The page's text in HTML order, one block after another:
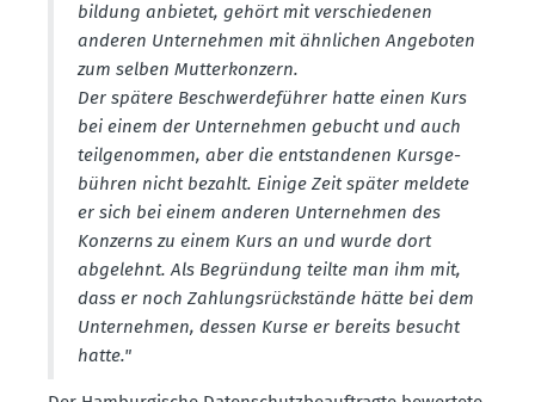
bildung anbietet, gehört mit verschie­denen
anderen Unter­nehmen mit ähnlichen Angeboten
zum selben Mutter­konzern.
Der spätere Beschwer­de­führer hatte einen Kurs
bei einem der Unter­nehmen gebucht und auch
teilge­nommen, aber die entstan­denen Kursge­
bühren nicht bezahlt. Einige Zeit später meldete
er sich bei einem anderen Unter­nehmen des
Konzerns zu einem Kurs an und wurde dort
abgelehnt. Als Begründung teilte man ihm mit,
dass er noch Zahlungs­rück­stände hätte bei dem
Unter­nehmen, dessen Kurse er bereits besucht
hatte."